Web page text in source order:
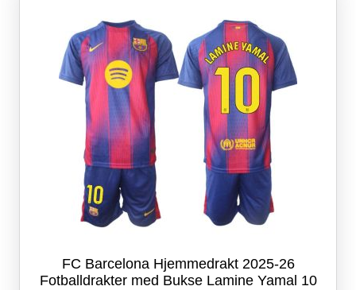
velges
på
produktsiden
FC Barcelona Hjemmedrakt 2025-26
Fotballdrakter med Bukse Lamine Yamal 10